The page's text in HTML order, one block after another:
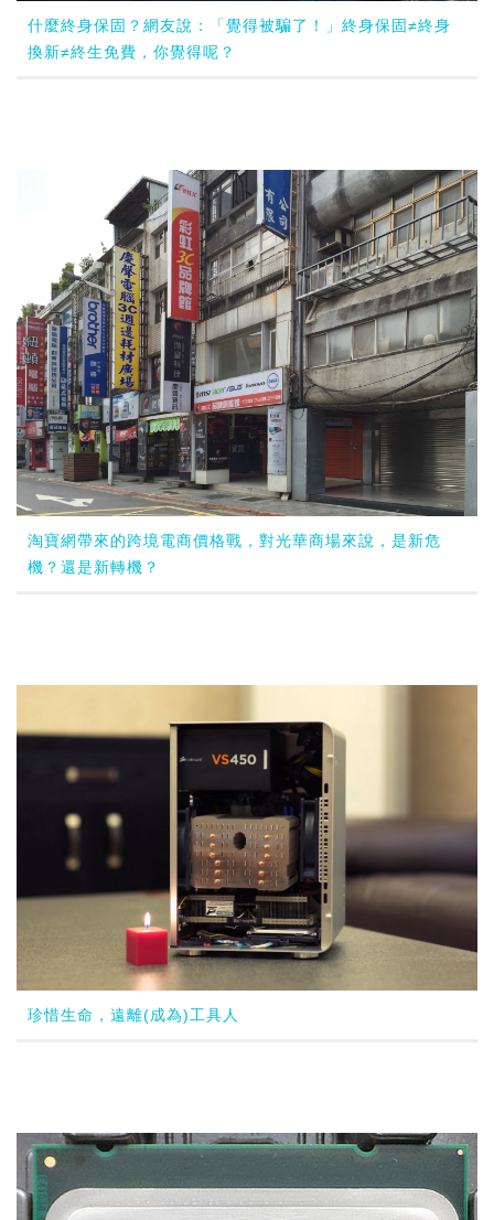
什麼終身保固？網友說：「覺得被騙了！」終身保固≠終身
換新≠終生免費，你覺得呢？
淘寶網帶來的跨境電商價格戰，對光華商場來說，是新危
機？還是新轉機？
珍惜生命，遠離(成為)工具人